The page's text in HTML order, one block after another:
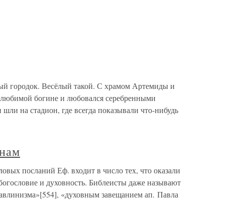
городок. Весёлый такой. С храмом Артемиды и
богине и любовался серебренными
на стадион, где всегда показывали что-нибудь
посланий Еф. входит в число тех, что оказали
и духовность. Библеисты даже называют
«духовным завещанием ап. Павла